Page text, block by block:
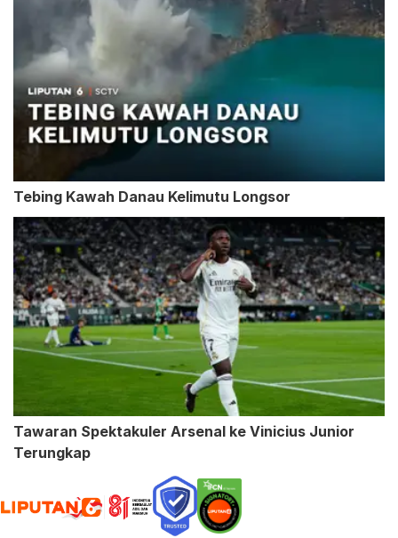
Tebing Kawah Danau Kelimutu Longsor
Tawaran Spektakuler Arsenal ke Vinicius Junior
Terungkap